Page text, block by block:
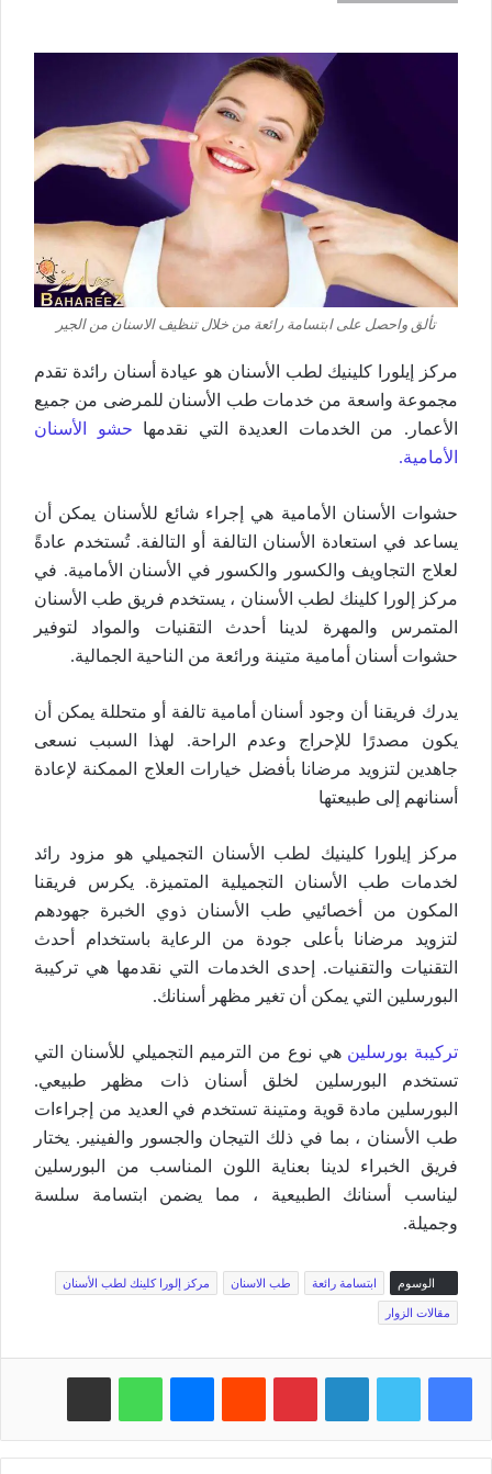
تألق واحصل على ابتسامة رائعة من خلال تنظيف الاسنان من الجير
مركز إيلورا كلينيك لطب الأسنان هو عيادة أسنان رائدة تقدم
مجموعة واسعة من خدمات طب الأسنان للمرضى من جميع
الأعمار. من الخدمات العديدة التي نقدمها حشو الأسنان
الأمامية.
حشوات الأسنان الأمامية هي إجراء شائع للأسنان يمكن أن
يساعد في استعادة الأسنان التالفة أو التالفة. تُستخدم عادةً
لعلاج التجاويف والكسور والكسور في الأسنان الأمامية. في
مركز إلورا كلينك لطب الأسنان ، يستخدم فريق طب الأسنان
المتمرس والمهرة لدينا أحدث التقنيات والمواد لتوفير
حشوات أسنان أمامية متينة ورائعة من الناحية الجمالية.
يدرك فريقنا أن وجود أسنان أمامية تالفة أو متحللة يمكن أن
يكون مصدرًا للإحراج وعدم الراحة. لهذا السبب نسعى
جاهدين لتزويد مرضانا بأفضل خيارات العلاج الممكنة لإعادة
أسنانهم إلى طبيعتها
مركز إيلورا كلينيك لطب الأسنان التجميلي هو مزود رائد
لخدمات طب الأسنان التجميلية المتميزة. يكرس فريقنا
المكون من أخصائيي طب الأسنان ذوي الخبرة جهودهم
لتزويد مرضانا بأعلى جودة من الرعاية باستخدام أحدث
التقنيات والتقنيات. إحدى الخدمات التي نقدمها هي تركيبة
البورسلين التي يمكن أن تغير مظهر أسنانك.
تركيبة بورسلين هي نوع من الترميم التجميلي للأسنان التي
تستخدم البورسلين لخلق أسنان ذات مظهر طبيعي.
البورسلين مادة قوية ومتينة تستخدم في العديد من إجراءات
طب الأسنان ، بما في ذلك التيجان والجسور والفينير. يختار
فريق الخبراء لدينا بعناية اللون المناسب من البورسلين
ليناسب أسنانك الطبيعية ، مما يضمن ابتسامة سلسة
وجميلة.
الوسوم ابتسامة رائعة طب الاسنان مركز إلورا كلينك لطب الأسنان
مقالات الزوار
فيسبوك لينكدإن بينتيريست واتساب